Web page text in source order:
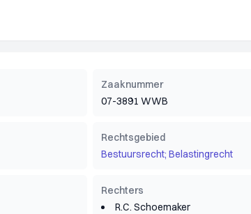
Zaaknummer
07-3891 WWB
Rechtsgebied
Bestuursrecht; Belastingrecht
Rechters
R.C. Schoemaker